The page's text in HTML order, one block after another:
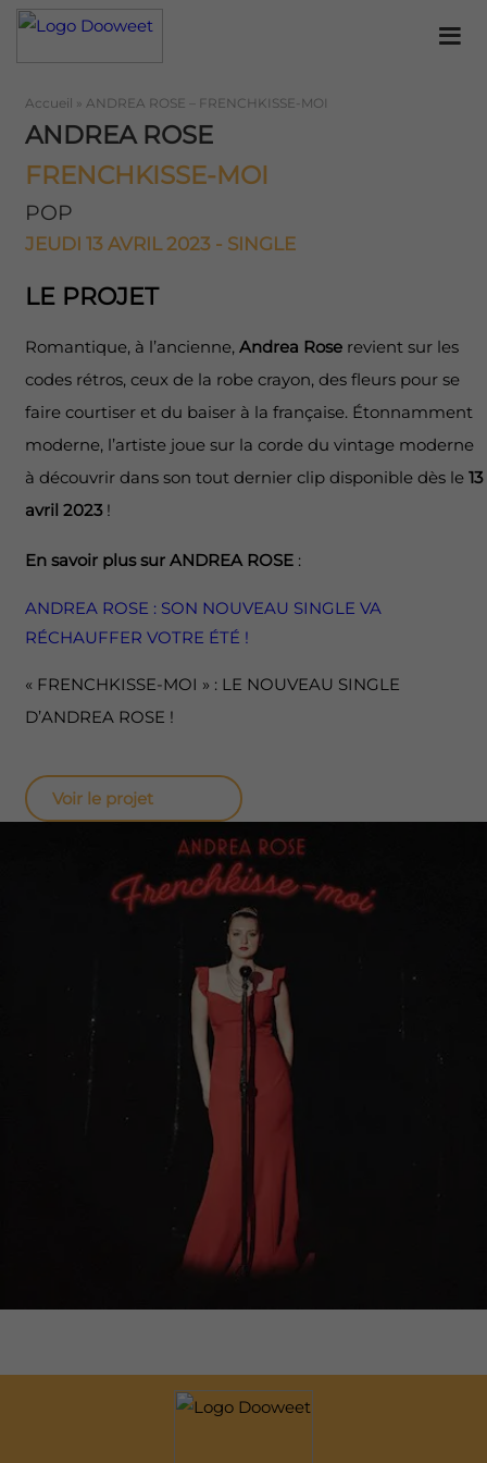
Accueil » ANDREA ROSE – FRENCHKISSE-MOI
ANDREA ROSE
FRENCHKISSE-MOI
POP
JEUDI 13 AVRIL 2023 - SINGLE
LE PROJET
Romantique, à l’ancienne, Andrea Roserevient sur les
codes rétros, ceux de la robe crayon, des fleurs pour se
faire courtiser et du baiser à la française. Étonnamment
moderne, l’artiste joue sur la corde du vintage moderne
à découvrir dans son tout dernier clip disponible dès le 13
avril 2023!
En savoir plus sur ANDREA ROSE :
ANDREA ROSE : SON NOUVEAU SINGLE VA
RÉCHAUFFER VOTRE ÉTÉ !
« FRENCHKISSE-MOI » : LE NOUVEAU SINGLE
D’ANDREA ROSE !
Voir le projet